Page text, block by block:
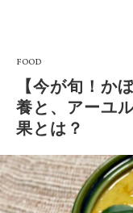
FOOD
【今が旬！か
養と、アーユ
果とは？